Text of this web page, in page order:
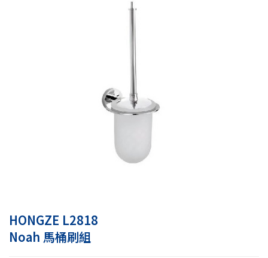
HONGZE L2818
Noah 馬桶刷組